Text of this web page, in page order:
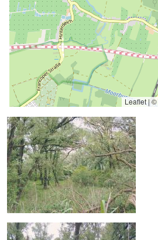
Leaflet | ©